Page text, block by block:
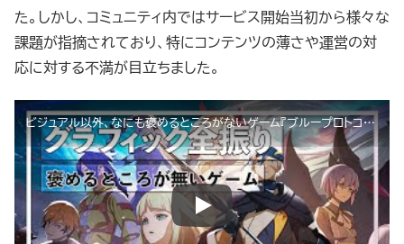
た。しかし、コミュニティ内ではサービス開始当初から様々な
課題が指摘されており、特にコンテンツの薄さや運営の対
応に対する不満が目立ちました。
ビジュアル以外、なにも褒めるところがないゲーム『ブループロトコル』をおすすめしない【ブルプロ】